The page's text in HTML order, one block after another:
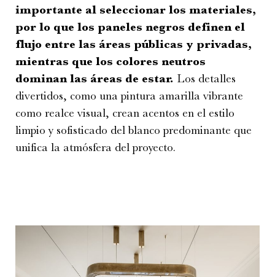
importante al seleccionar los materiales,
por lo que los paneles negros definen el
flujo entre las áreas públicas y privadas,
mientras que los colores neutros
dominan las áreas de estar. Los detalles
divertidos, como una pintura amarilla vibrante
como realce visual, crean acentos en el estilo
limpio y sofisticado del blanco predominante que
unifica la atmósfera del proyecto.